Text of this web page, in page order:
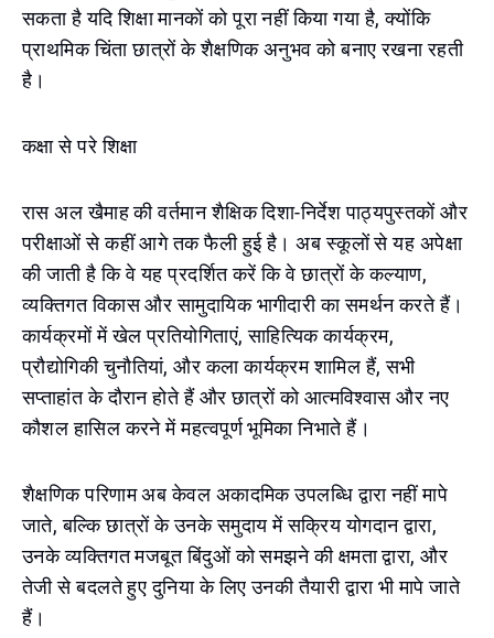
सकता है यदि शिक्षा मानकों को पूरा नहीं किया गया है, क्योंकि
प्राथमिक चिंता छात्रों के शैक्षणिक अनुभव को बनाए रखना रहती
है।
कक्षा से परे शिक्षा
रास अल खैमाह की वर्तमान शैक्षिक दिशा-निर्देश पाठ्यपुस्तकों और
परीक्षाओं से कहीं आगे तक फैली हुई है। अब स्कूलों से यह अपेक्षा
की जाती है कि वे यह प्रदर्शित करें कि वे छात्रों के कल्याण,
व्यक्तिगत विकास और सामुदायिक भागीदारी का समर्थन करते हैं।
कार्यक्रमों में खेल प्रतियोगिताएं, साहित्यिक कार्यक्रम,
प्रौद्योगिकी चुनौतियां, और कला कार्यक्रम शामिल हैं, सभी
सप्ताहांत के दौरान होते हैं और छात्रों को आत्मविश्वास और नए
कौशल हासिल करने में महत्वपूर्ण भूमिका निभाते हैं।
शैक्षणिक परिणाम अब केवल अकादमिक उपलब्धि द्वारा नहीं मापे
जाते, बल्कि छात्रों के उनके समुदाय में सक्रिय योगदान द्वारा,
उनके व्यक्तिगत मजबूत बिंदुओं को समझने की क्षमता द्वारा, और
तेजी से बदलते हुए दुनिया के लिए उनकी तैयारी द्वारा भी मापे जाते
हैं।